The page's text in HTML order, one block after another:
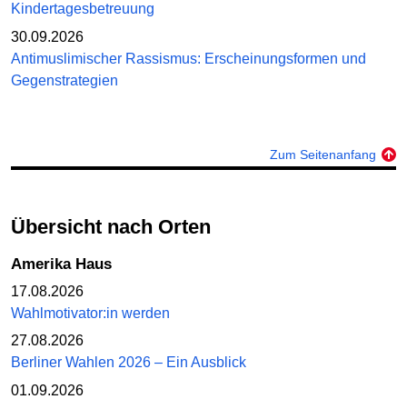
Kindertagesbetreuung
30.09.2026
Antimuslimischer Rassismus: Erscheinungsformen und
Gegenstrategien
Zum Seitenanfang
Übersicht nach Orten
Amerika Haus
17.08.2026
Wahlmotivator:in werden
27.08.2026
Berliner Wahlen 2026 – Ein Ausblick
01.09.2026